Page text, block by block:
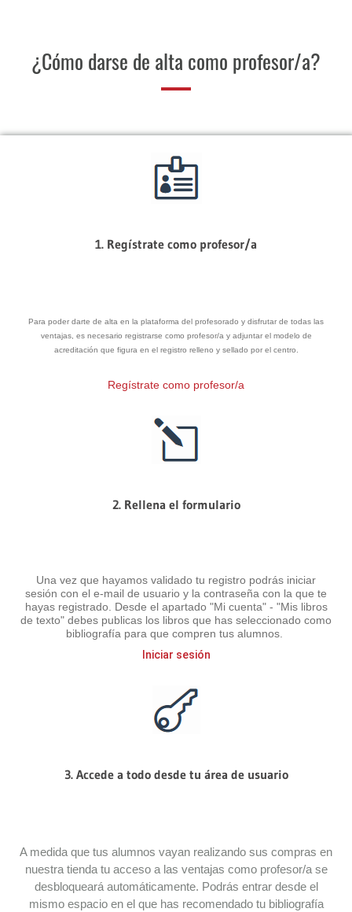
¿Cómo darse de alta como profesor/a?
1. Regístrate como profesor/a
Para poder darte de alta en la plataforma del profesorado y disfrutar de todas las
ventajas, es necesario registrarse como profesor/a y adjuntar el modelo de
acreditación que figura en el registro relleno y sellado por el centro.
Regístrate como profesor/a
2. Rellena el formulario
Una vez que hayamos validado tu registro podrás iniciar
sesión con el e-mail de usuario y la contraseña con la que te
hayas registrado. Desde el apartado "Mi cuenta" - "Mis libros
de texto" debes publicas los libros que has seleccionado como
bibliografía para que compren tus alumnos.
Iniciar sesión
3. Accede a todo desde tu área de usuario
A medida que tus alumnos vayan realizando sus compras en
nuestra tienda tu acceso a las ventajas como profesor/a se
desbloqueará automáticamente. Podrás entrar desde el
mismo espacio en el que has recomendado tu bibliografía